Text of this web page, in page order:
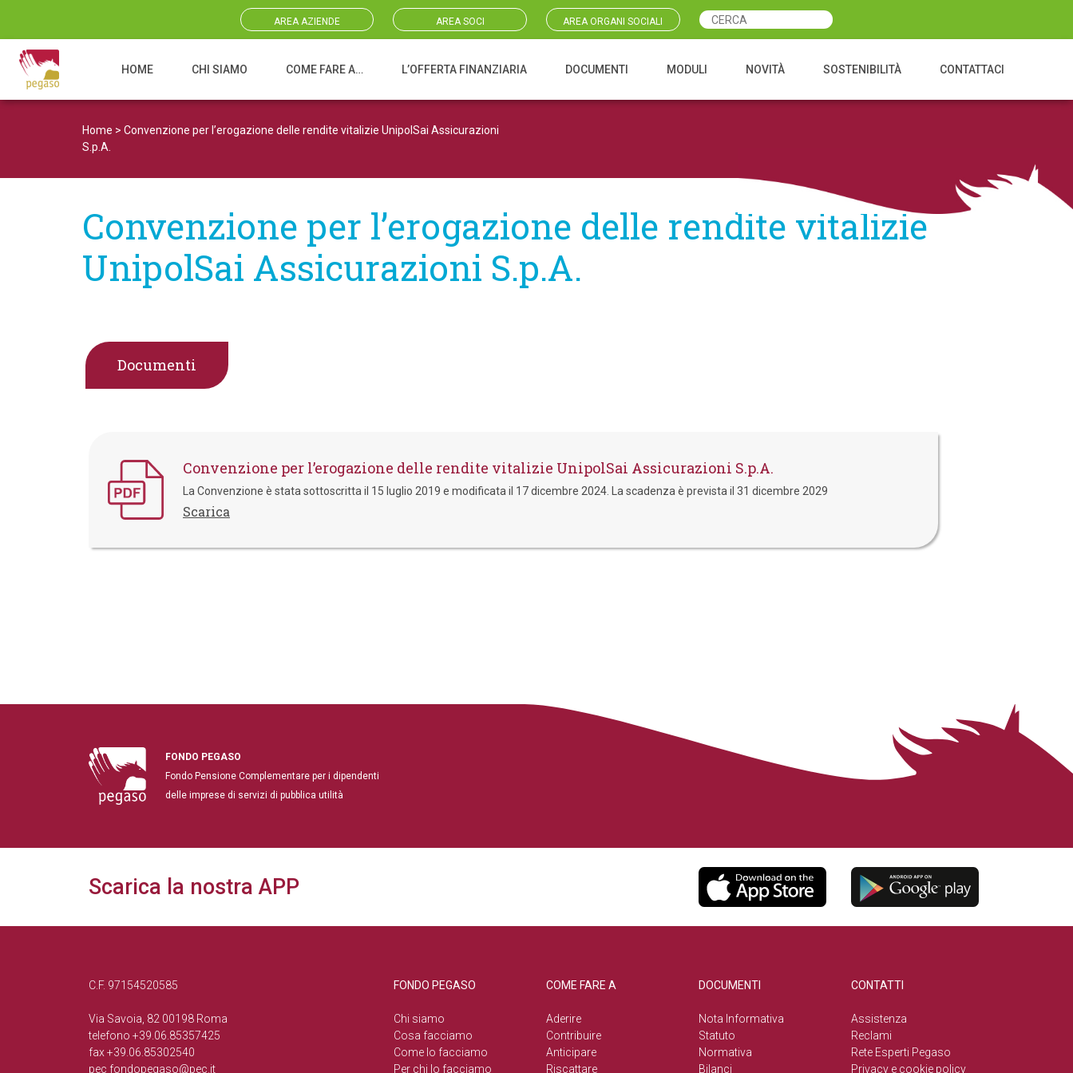
AREA AZIENDE AREA SOCI AREA ORGANI SOCIALI
Navigazione principale
HOME CHI SIAMO COME FARE A… L’OFFERTA FINANZIARIA DOCUMENTI MODULI NOVITÀ SOSTENIBILITÀ CONTATTACI
Home > Convenzione per l’erogazione delle rendite vitalizie UnipolSai Assicurazioni
S.p.A.
Convenzione per l’erogazione delle rendite vitalizie
UnipolSai Assicurazioni S.p.A.
Documenti
Convenzione per l’erogazione delle rendite vitalizie UnipolSai Assicurazioni S.p.A.
La Convenzione è stata sottoscritta il 15 luglio 2019 e modificata il 17 dicembre 2024. La scadenza è prevista il 31 dicembre 2029
Scarica
FONDO PEGASO
Fondo Pensione Complementare per i dipendenti
delle imprese di servizi di pubblica utilità
Scarica la nostra APP
C.F. 97154520585
Via Savoia, 82 00198 Roma
telefono +39.06.85357425
fax +39.06.85302540
pec fondopegaso@pec.it
FONDO PEGASO
Chi siamo
Cosa facciamo
Come lo facciamo
Per chi lo facciamo
COME FARE A
Aderire
Contribuire
Anticipare
Riscattare
DOCUMENTI
Nota Informativa
Statuto
Normativa
Bilanci
CONTATTI
Assistenza
Reclami
Rete Esperti Pegaso
Privacy e cookie policy